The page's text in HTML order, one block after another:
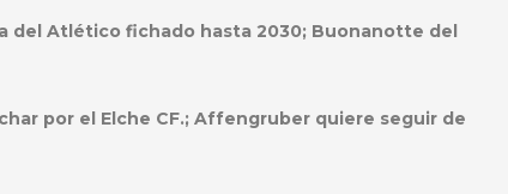
del Atlético fichado hasta 2030; Buonanotte del
por el Elche CF.; Affengruber quiere seguir de